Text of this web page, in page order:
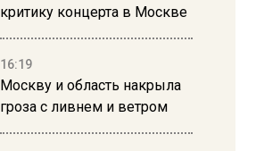
критику концерта в Москве
16:19
Москву и область накрыла
гроза с ливнем и ветром